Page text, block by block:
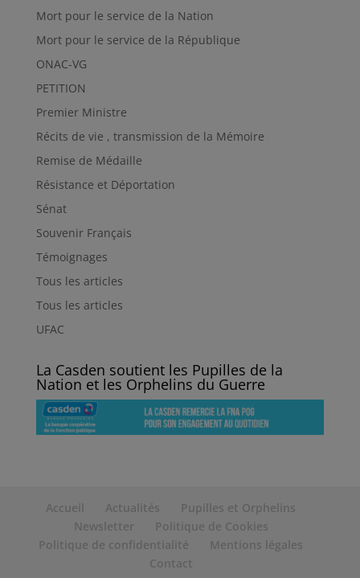
Mort pour le service de la Nation
Mort pour le service de la République
ONAC-VG
PETITION
Premier Ministre
Récits de vie , transmission de la Mémoire
Remise de Médaille
Résistance et Déportation
Sénat
Souvenir Français
Témoignages
Tous les articles
Tous les articles
UFAC
La Casden soutient les Pupilles de la
Nation et les Orphelins du Guerre
Accueil Actualités
Pupilles et Orphelins
Newsletter
Politique de Cookies
Politique de confidentialité
Mentions légales
Contact